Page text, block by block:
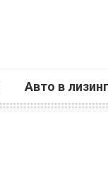
Авто в лизинг